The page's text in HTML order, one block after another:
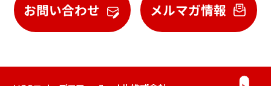
お問い合わせ メルマガ情報